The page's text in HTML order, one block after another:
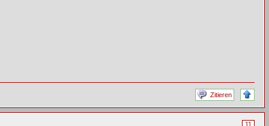
Zitieren
11